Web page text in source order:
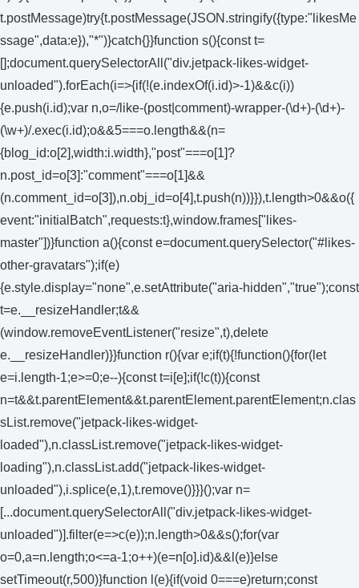
t.postMessage)try{t.postMessage(JSON.stringify({type:"likesMe
ssage",data:e}),"*")}catch{}}function s(){const t=
[];document.querySelectorAll("div.jetpack-likes-widget-
unloaded").forEach(i=>{if(!(e.indexOf(i.id)>-1)&&c(i))
{e.push(i.id);var n,o=/like-(post|comment)-wrapper-(\d+)-(\d+)-
(\w+)/.exec(i.id);o&&5===o.length&&(n=
{blog_id:o[2],width:i.width},"post"===o[1]?
n.post_id=o[3]:"comment"===o[1]&&
(n.comment_id=o[3]),n.obj_id=o[4],t.push(n))}}),t.length>0&&o({
event:"initialBatch",requests:t},window.frames["likes-
master"])}function a(){const e=document.querySelector("#likes-
other-gravatars");if(e)
{e.style.display="none",e.setAttribute("aria-hidden","true");const
t=e.__resizeHandler;t&&
(window.removeEventListener("resize",t),delete
e.__resizeHandler)}}function r(){var e;if(t){!function(){for(let
e=i.length-1;e>=0;e--){const t=i[e];if(!c(t)){const
n=t&&t.parentElement&&t.parentElement.parentElement;n.clas
sList.remove("jetpack-likes-widget-
loaded"),n.classList.remove("jetpack-likes-widget-
loading"),n.classList.add("jetpack-likes-widget-
unloaded"),i.splice(e,1),t.remove()}}}();var n=
[...document.querySelectorAll("div.jetpack-likes-widget-
unloaded")].filter(e=>c(e));n.length>0&&s();for(var
o=0,a=n.length;o<=a-1;o++)(e=n[o].id)&&l(e)}else
setTimeout(r,500)}function l(e){if(void 0===e)return;const